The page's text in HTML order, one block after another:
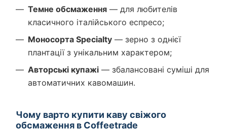
Темне обсмаження — для любителів
класичного італійського еспресо;
Моносорта Specialty — зерно з однієї
плантації з унікальним характером;
Авторські купажі — збалансовані суміші для
автоматичних кавомашин.
Чому варто купити каву свіжого
обсмаження в Coffeetrade